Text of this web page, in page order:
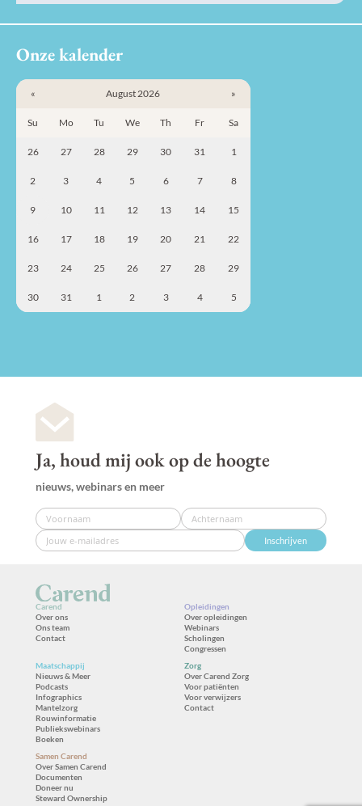
Onze kalender
« August 2026 »
Su Mo Tu We Th Fr Sa
26 27 28 29 30 31 1
2 3 4 5 6 7 8
9 10 11 12 13 14 15
16 17 18 19 20 21 22
23 24 25 26 27 28 29
30 31 1 2 3 4 5
Ja, houd mij ook op de hoogte
nieuws, webinars en meer
Inschrijven
Carend
Over ons
Ons team
Contact
Opleidingen
Over opleidingen
Webinars
Scholingen
Congressen
Maatschappij
Nieuws & Meer
Podcasts
Infographics
Mantelzorg
Rouwinformatie
Publiekswebinars
Boeken
Zorg
Over Carend Zorg
Voor patiënten
Voor verwijzers
Contact
Samen Carend
Over Samen Carend
Documenten
Doneer nu
Steward Ownership